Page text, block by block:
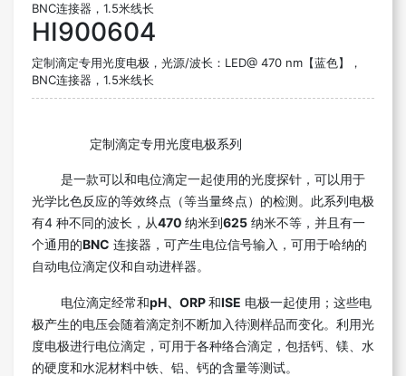
BNC连接器，1.5米线长
HI900604
定制滴定专用光度电极，光源/波长：LED@ 470 nm【蓝色】，
BNC连接器，1.5米线长
定制滴定专用光度电极系列
是一款可以和电位滴定一起使用的光度探针，可以用于
光学比色反应的等效终点（等当量终点）的检测。此系列电极
有4 种不同的波长，从470 纳米到625 纳米不等，并且有一
个通用的BNC 连接器，可产生电位信号输入，可用于哈纳的
自动电位滴定仪和自动进样器。
电位滴定经常和pH、ORP和ISE 电极一起使用；这些电
极产生的电压会随着滴定剂不断加入待测样品而变化。利用光
度电极进行电位滴定，可用于各种络合滴定，包括钙、镁、水
的硬度和水泥材料中铁、铝、钙的含量等测试。